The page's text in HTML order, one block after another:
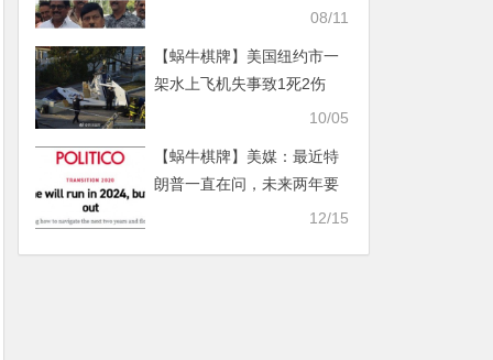
08/11
【蜗牛棋牌】美国纽约市一
架水上飞机失事致1死2伤
10/05
【蜗牛棋牌】美媒：最近特
朗普一直在问，未来两年要
12/15